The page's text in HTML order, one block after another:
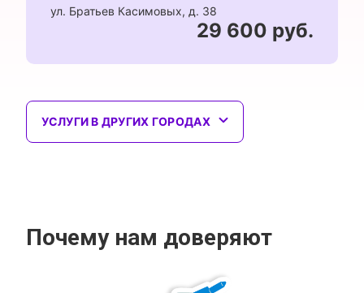
ул. Братьев Касимовых, д. 38
29 600 руб.
УСЛУГИ В ДРУГИХ ГОРОДАХ
Почему нам доверяют